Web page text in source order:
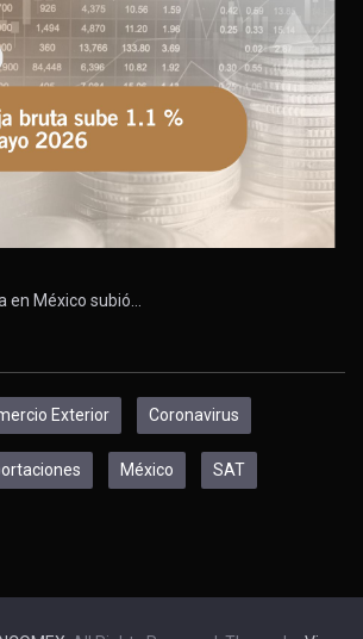
en México subió…
Exterior Coronavirus
México SAT